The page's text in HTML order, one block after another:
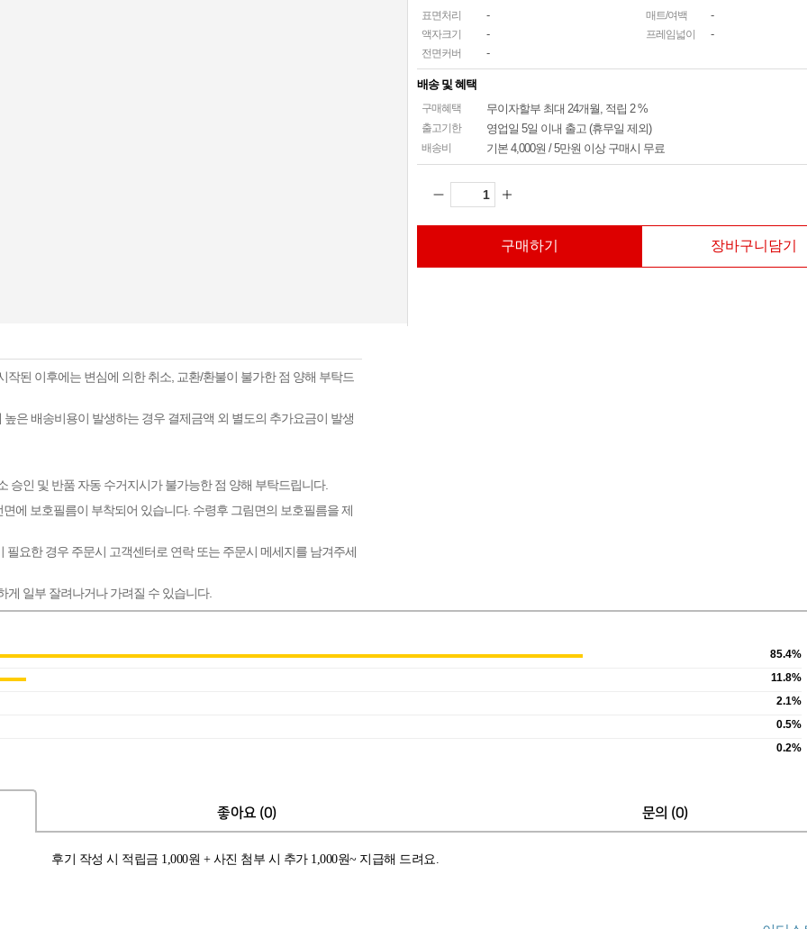
표면처리 - 매트/여백 -
액자크기 - 프레임넓이 -
전면커버 -
배송 및 혜택
구매혜택 무이자할부 최대 24개월, 적립 2 %
출고기한 영업일 5일 이내 출고 (휴무일 제외)
배송비 기본 4,000원 / 5만원 이상 구매시 무료
구매하기 장바구니담기
된 이후에는 변심에 의한 취소, 교환/환불이 불가한 점 양해 부탁드
은 배송비용이 발생하는 경우 결제금액 외 별도의 추가요금이 발생
승인 및 반품 자동 수거지시가 불가능한 점 양해 부탁드립니다.
에 보호필름이 부착되어 있습니다. 수령후 그림면의 보호필름을 제
요한 경우 주문시 고객센터로 연락 또는 주문시 메세지를 남겨주세
게 일부 잘려나거나 가려질 수 있습니다.
85.4%
11.8%
2.1%
0.5%
0.2%
좋아요 (0) 문의 (0)
후기 작성 시 적립금 1,000원 + 사진 첨부 시 추가 1,000원~ 지급해 드려요.